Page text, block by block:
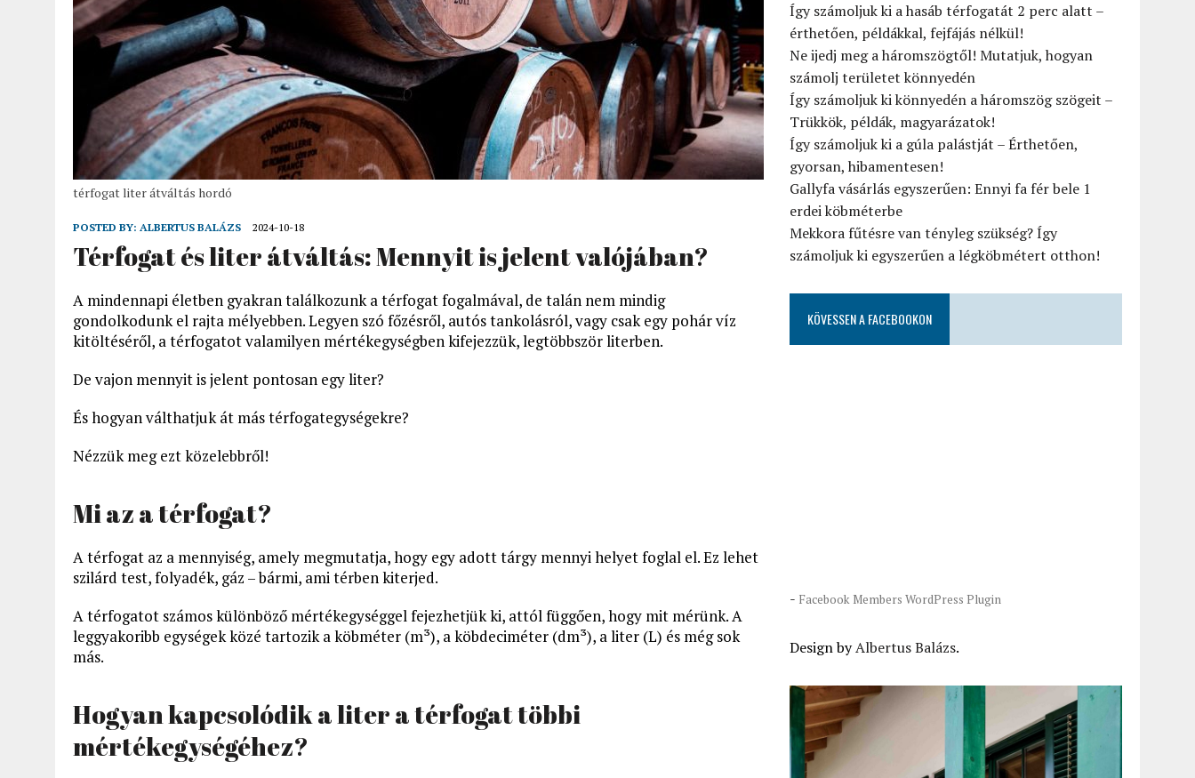
térfogat liter átváltás hordó
POSTED BY: ALBERTUS BALÁZS 2024-10-18
Térfogat és liter átváltás: Mennyit is jelent valójában?
A mindennapi életben gyakran találkozunk a térfogat fogalmával, de talán nem mindig
gondolkodunk el rajta mélyebben. Legyen szó főzésről, autós tankolásról, vagy csak egy pohár víz
kitöltéséről, a térfogatot valamilyen mértékegységben kifejezzük, legtöbbször literben.
De vajon mennyit is jelent pontosan egy liter?
És hogyan válthatjuk át más térfogategységekre?
Nézzük meg ezt közelebbről!
Mi az a térfogat?
A térfogat az a mennyiség, amely megmutatja, hogy egy adott tárgy mennyi helyet foglal el. Ez lehet
szilárd test, folyadék, gáz – bármi, ami térben kiterjed.
A térfogatot számos különböző mértékegységgel fejezhetjük ki, attól függően, hogy mit mérünk. A
leggyakoribb egységek közé tartozik a köbméter (m³), a köbdeciméter (dm³), a liter (L) és még sok
más.
Hogyan kapcsolódik a liter a térfogat többi
mértékegységéhez?
Így számoljuk ki a hasáb térfogatát 2 perc alatt –
érthetően, példákkal, fejfájás nélkül!
Ne ijedj meg a háromszögtől! Mutatjuk, hogyan
számolj területet könnyedén
Így számoljuk ki könnyedén a háromszög szögeit –
Trükkök, példák, magyarázatok!
Így számoljuk ki a gúla palástját – Érthetően,
gyorsan, hibamentesen!
Gallyfa vásárlás egyszerűen: Ennyi fa fér bele 1
erdei köbméterbe
Mekkora fűtésre van tényleg szükség? Így
számoljuk ki egyszerűen a légköbmétert otthon!
KÖVESSEN A FACEBOOKON
- Facebook Members WordPress Plugin
Design byAlbertus Balázs.